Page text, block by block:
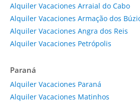
Alquiler Vacaciones Arraial do Cabo
Alquiler Vacaciones Armação dos
Alquiler Vacaciones Angra dos Reis
Alquiler Vacaciones Petrópolis
Paraná
Alquiler Vacaciones Paraná
Alquiler Vacaciones Matinhos